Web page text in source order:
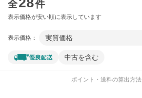
全 件
表示価格が安い順に表示しています
表示価格： 実質価格
中古を含む
ポイント・送料の算出方法